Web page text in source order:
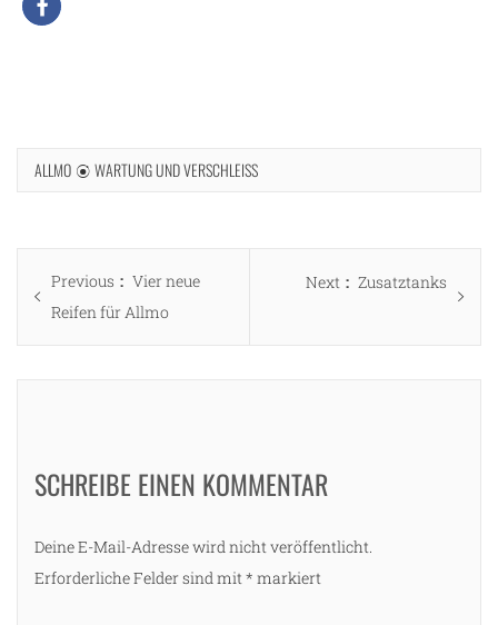
ALLMO WARTUNG UND VERSCHLEISS
Beitragsnavigation
Previous
Previous
post:
Vier neue
Reifen für Allmo
Next
Next
Zusatztanks
SCHREIBE EINEN KOMMENTAR
Deine E-Mail-Adresse wird nicht veröffentlicht.
Erforderliche Felder sind mit * markiert